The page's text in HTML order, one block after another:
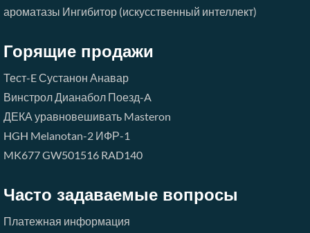
ароматазы Ингибитор (искусственный интеллект)
Горящие продажи
Тест-EСустанон Анавар
ВинстролДианабол Поезд-A
ДЕКА уравновешивать Masteron
HGH Melanotan-2 ИФР-1
MK677GW501516 RAD140
Часто задаваемые вопросы
Платежная информация